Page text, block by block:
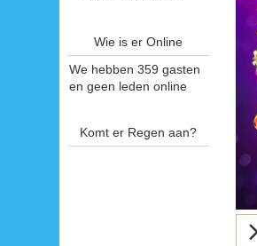
Wie is er Online
We hebben 359 gasten
en geen leden online
Komt er Regen aan?